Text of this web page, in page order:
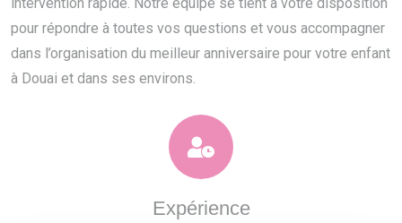
intervention rapide. Notre équipe se tient à votre disposition
pour répondre à toutes vos questions et vous accompagner
dans l’organisation du meilleur anniversaire pour votre enfant
à Douai et dans ses environs.
Expérience